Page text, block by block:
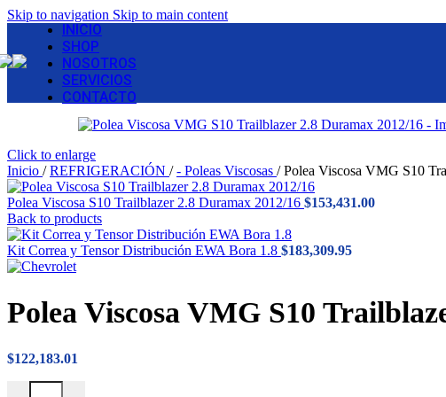
Skip to navigation Skip to main content
INICIO
SHOP
NOSOTROS
SERVICIOS
CONTACTO
Click to enlarge
Inicio / REFRIGERACIÓN / - Poleas Viscosas / Polea Viscosa VMG S10
Polea Viscosa S10 Trailblazer 2.8 Duramax 2012/16 $153,431.00
Back to products
Kit Correa y Tensor Distribución EWA Bora 1.8 $183,309.95
Polea Viscosa VMG S10
$122,183.01
Polea Viscosa VMG S10 Trailblazer 2.8 Duramax 2012/16 cantidad